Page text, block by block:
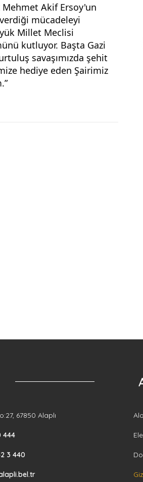
Akif Ersoy'un
mücadeleyi
Millet Meclisi
kutluyor. Başta Gazi
savaşımızda şehit
hediye eden Şairimiz
67850 Alaplı
444
3 440